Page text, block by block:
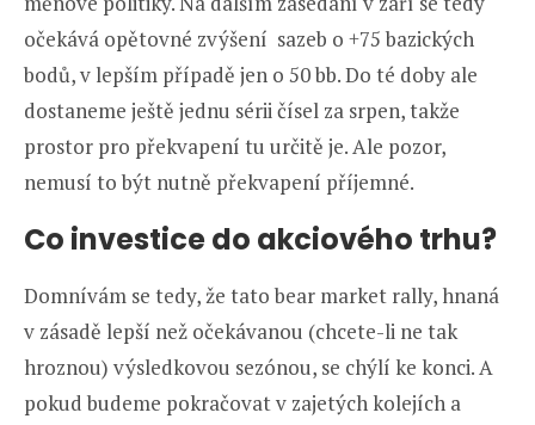
očekává opětovné zvýšení sazeb o +75 bazických
bodů, v lepším případě jen o 50 bb. Do té doby ale
dostaneme ještě jednu sérii čísel za srpen, takže
prostor pro překvapení tu určitě je. Ale pozor,
nemusí to být nutně překvapení příjemné.
Co investice do akciového trhu?
Domnívám se tedy, že tato bear market rally, hnaná
v zásadě lepší než očekávanou (chcete-li ne tak
hroznou) výsledkovou sezónou, se chýlí ke konci. A
pokud budeme pokračovat v zajetých kolejích a